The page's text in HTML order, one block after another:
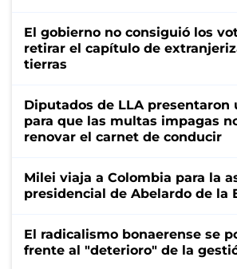
El gobierno no consiguió los
retirar el capítulo de
tierras
Diputados de LLA presentaron
para que las multas impagas
renovar el carnet de conducir
Milei viaja a Colombia para la
presidencial de Abelardo de la
El radicalismo bonaerense se
frente al "deterioro" de la